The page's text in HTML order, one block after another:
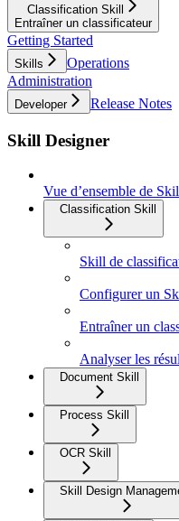
Classification Skill
Entraîner un classificateur
Getting Started
Skills
Operations
Administration
Developer Release Notes
Skill Designer
Vue d’ensemble de
Classification Skill
Skill de
Configurer un
Entraîner un
Analyser les
Document Skill
Process Skill
OCR Skill
Skill Design